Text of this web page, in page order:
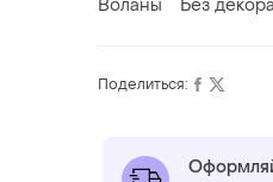
Воланы
Без декора
Поделиться: